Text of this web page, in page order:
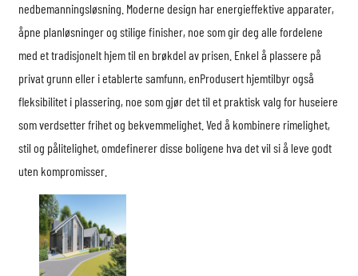
nedbemanningsløsning. Moderne design har energieffektive apparater,
åpne planløsninger og stilige finisher, noe som gir deg alle fordelene
med et tradisjonelt hjem til en brøkdel av prisen. Enkel å plassere på
privat grunn eller i etablerte samfunn, enProdusert hjemtilbyr også
fleksibilitet i plassering, noe som gjør det til et praktisk valg for huseiere
som verdsetter frihet og bekvemmelighet. Ved å kombinere rimelighet,
stil og pålitelighet, omdefinerer disse boligene hva det vil si å leve godt
uten kompromisser.